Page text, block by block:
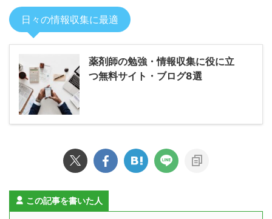
日々の情報収集に最適
薬剤師の勉強・情報収集に役に立
つ無料サイト・ブログ8選
この記事を書いた人